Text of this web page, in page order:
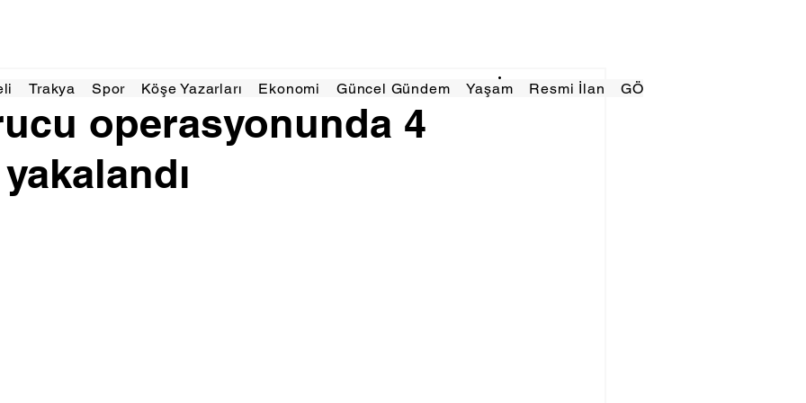
Trakya Spor Köşe Yazarları Ekonomi Güncel Gündem Yaşam Resmi İlan GÖRÜNÜMTV
operasyonunda 4
1 dakikada okunur